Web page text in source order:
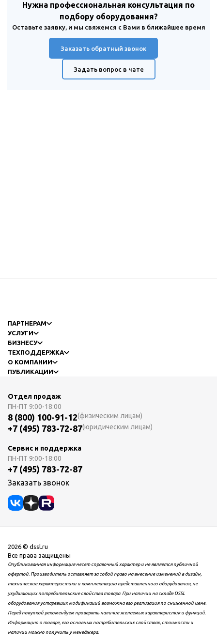
Нужна профессиональная консультация по
подбору оборудования?
Оставьте заявку, и мы свяжемся с Вами в ближайшее время
Заказать обратный звонок
Задать вопрос в чате
ПАРТНЕРАМ
УСЛУГИ
БИЗНЕСУ
ТЕХПОДДЕРЖКА
О КОМПАНИИ
ПУБЛИКАЦИИ
Отдел продаж
ПН-ПТ 9:00-18:00
8 (800) 100-91-12(физическим лицам)
+7 (495) 783-72-87(юридическим лицам)
Сервис и поддержка
ПН-ПТ 9:00-18:00
+7 (495) 783-72-87
Заказать звонок
2026 © dssl.ru
Все права защищены
Опубликованная информация несет справочный характер и не является публичной
офертой. Производитель оставляет за собой право на внесение изменений в дизайн,
технические характеристики и комплектацию представленного оборудования, не
ухудшающих потребительские свойства товара. При наличии на складе DSSL
оборудования устаревших модификаций возможна его реализация по сниженной цене.
Перед покупкой рекомендуем проверять наличие желаемых характеристик и функций.
Информацию о товаре, его основных потребительских свойствах, стоимости и
наличии можно получить у менеджера.